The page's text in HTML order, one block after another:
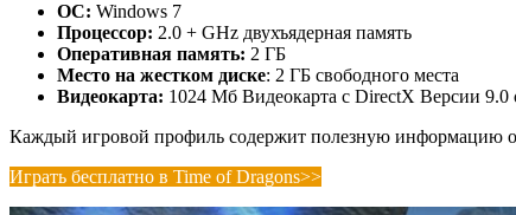
ОС: Windows 7
Процессор: 2.0 + GHz двухъядерная память
Оперативная память: 2 ГБ
Место на жестком диске: 2 ГБ свободного места
Видеокарта: 1024 Мб Видеокарта с DirectX Версии 9.0
Каждый игровой профиль содержит полезную информацию
Играть бесплатно в Time of Dragons>>